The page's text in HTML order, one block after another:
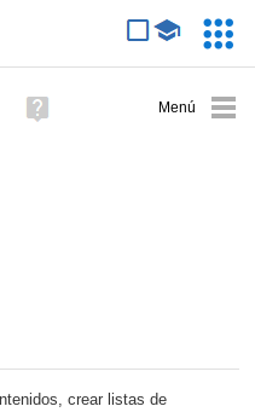
avanzada
Ayuda
(en
crear listas de